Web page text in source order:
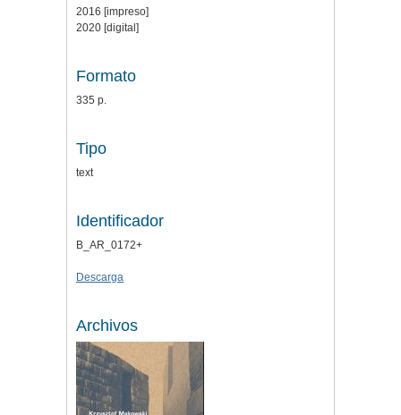
2016 [impreso]
2020 [digital]
Formato
335 p.
Tipo
text
Identificador
B_AR_0172+
Descarga
Archivos